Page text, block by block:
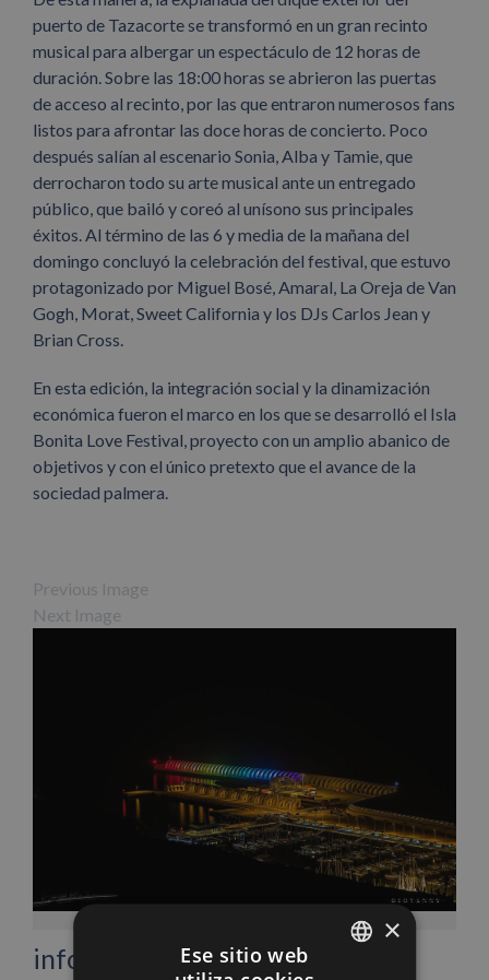
puerto de Tazacorte se transformó en un gran recinto
musical para albergar un espectáculo de 12 horas de
duración. Sobre las 18:00 horas se abrieron las puertas
de acceso al recinto, por las que entraron numerosos fans
listos para afrontar las doce horas de concierto. Poco
después salían al escenario Sonia, Alba y Tamie, que
derrocharon todo su arte musical ante un entregado
público, que bailó y coreó al unísono sus principales
éxitos. Al término de las 6 y media de la mañana del
domingo concluyó la celebración del festival, que estuvo
protagonizado por Miguel Bosé, Amaral, La Oreja de Van
Gogh, Morat, Sweet California y los DJs Carlos Jean y
Brian Cross.
En esta edición, la integración social y la dinamización
económica fueron el marco en los que se desarrolló el Isla
Bonita Love Festival, proyecto con un amplio abanico de
objetivos y con el único pretexto que el avance de la
sociedad palmera.
Previous Image
Next Image
info heading
Correo
electrónico
×
Ese sitio web